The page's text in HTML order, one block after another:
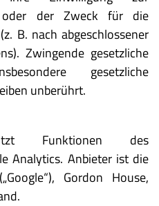
oder der Zweck für die
B. nach abgeschlossener
Zwingende gesetzliche
gesetzliche
unberührt.
Funktionen des
Analytics. Anbieter ist die
Gordon House,